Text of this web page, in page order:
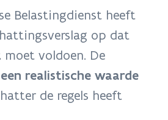
Belastingdienst heeft
op dat
moet voldoen. De
realistische waarde
de regels heeft